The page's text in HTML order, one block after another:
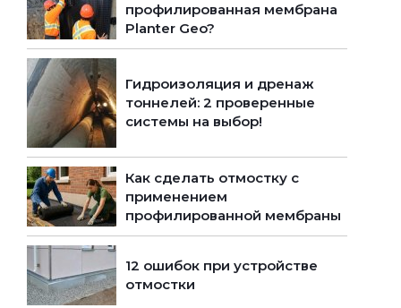
профилированная мембрана
Planter Geo?
Гидроизоляция и дренаж
тоннелей: 2 проверенные
системы на выбор!
Как сделать отмостку с
применением
профилированной мембраны
12 ошибок при устройстве
отмостки